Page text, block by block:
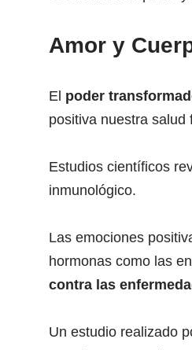
Amor y
El poder
positiva nuestra salud
Estudios científicos
inmunológico.
Las emociones
hormonas como las
contra las
Un estudio realizado